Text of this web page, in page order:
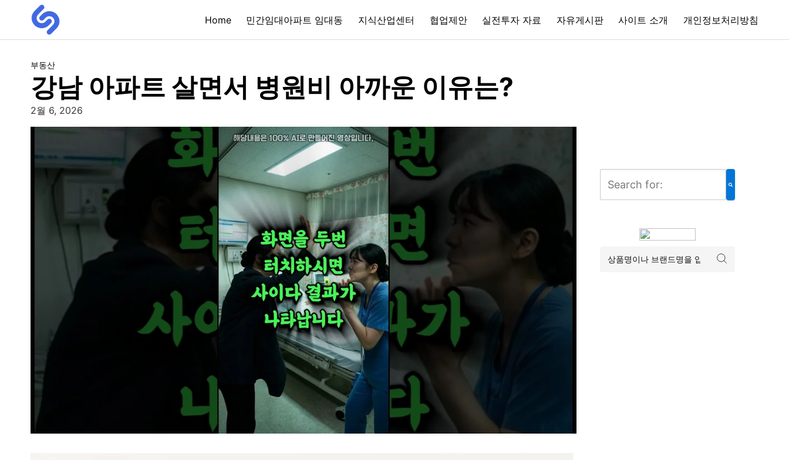
Home 민간임대아파트 임대동 지식산업센터 협업제안 실전투자 자료 자유게시판 사이트 소개 개인정보처리방침
부동산
강남 아파트 살면서 병원비 아까운 이유는?
2월 6, 2026